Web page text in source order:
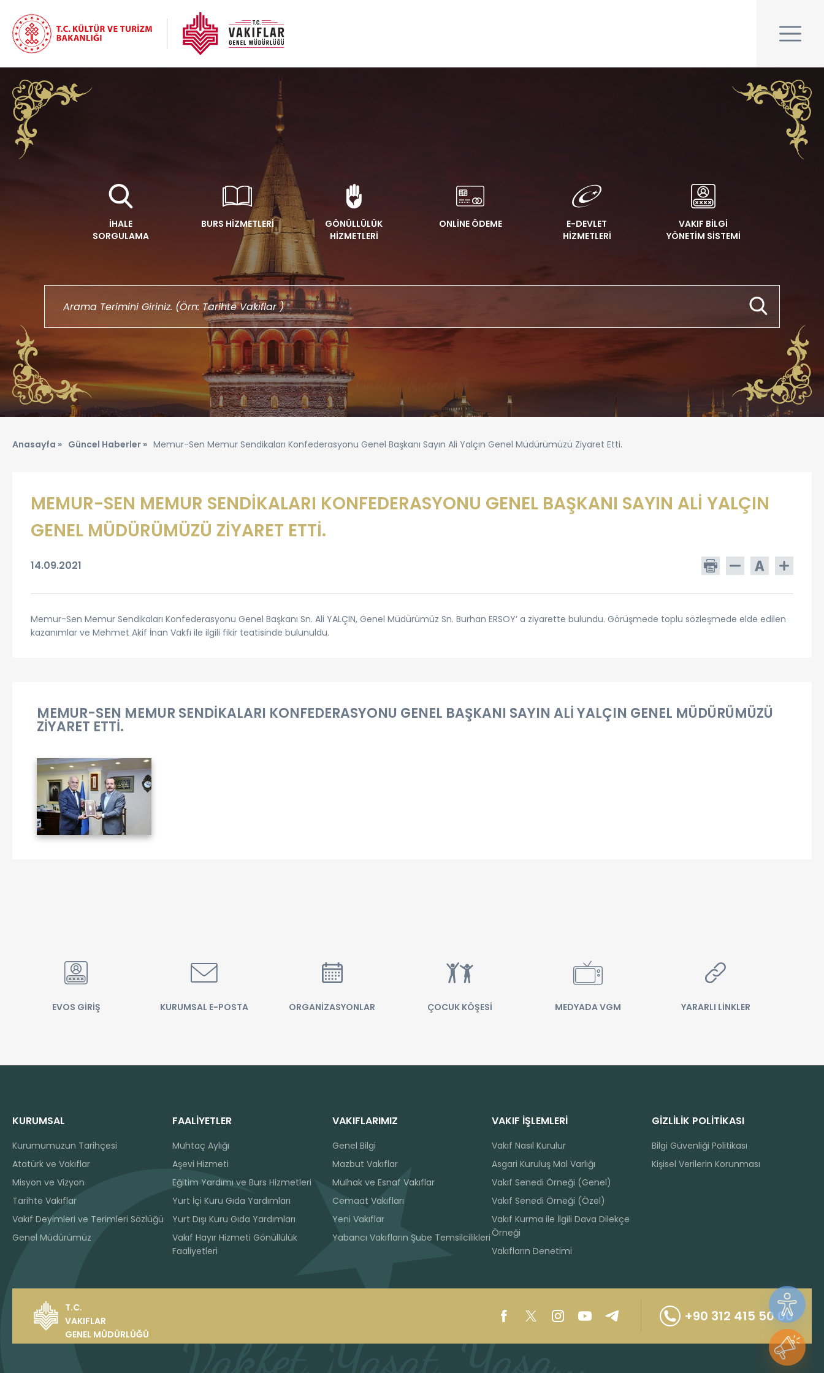
İHALE
SORGULAMA
BURS HİZMETLERİ
GÖNÜLLÜLÜK
HİZMETLERİ
ONLİNE ÖDEME
E-DEVLET
HİZMETLERİ
VAKIF BİLGİ
YÖNETİM SİSTEMİ
Anasayfa » Güncel Haberler » Memur-Sen Memur Sendikaları Konfederasyonu Genel Başkanı Sayın Ali Yalçın Genel Müdürümüzü Ziyaret Etti.
MEMUR-SEN MEMUR SENDİKALARI KONFEDERASYONU GENEL BAŞKANI SAYIN ALİ YALÇIN
GENEL MÜDÜRÜMÜZÜ ZİYARET ETTİ.
14.09.2021
Memur-Sen Memur Sendikaları Konfederasyonu Genel Başkanı Sn. Ali YALÇIN, Genel Müdürümüz Sn. Burhan ERSOY’ a ziyarette bulundu. Görüşmede toplu sözleşmede elde edilen
kazanımlar ve Mehmet Akif İnan Vakfı ile ilgili fikir teatisinde bulunuldu.
MEMUR-SEN MEMUR SENDİKALARI KONFEDERASYONU GENEL BAŞKANI SAYIN ALİ YALÇIN GENEL MÜDÜRÜMÜZÜ
ZİYARET ETTİ.
EVOS GİRİŞ KURUMSAL E-POSTA ORGANİZASYONLAR ÇOCUK KÖŞESİ MEDYADA VGM YARARLI LİNKLER
KURUMSAL
Kurumumuzun Tarihçesi
Atatürk ve Vakıflar
Misyon ve Vizyon
Tarihte Vakıflar
Vakıf Deyimleri ve Terimleri Sözlüğü
Genel Müdürümüz
FAALİYETLER
Muhtaç Aylığı
Aşevi Hizmeti
Eğitim Yardımı ve Burs Hizmetleri
Yurt İçi Kuru Gıda Yardımları
Yurt Dışı Kuru Gıda Yardımları
Vakıf Hayır Hizmeti Gönüllülük
Faaliyetleri
VAKIFLARIMIZ
Genel Bilgi
Mazbut Vakıflar
Mülhak ve Esnaf Vakıflar
Cemaat Vakıfları
Yeni Vakıflar
Yabancı Vakıfların Şube Temsilcilikleri
VAKIF İŞLEMLERİ
Vakıf Nasıl Kurulur
Asgari Kuruluş Mal Varlığı
Vakıf Senedi Örneği (Genel)
Vakıf Senedi Örneği (Özel)
Vakıf Kurma ile İlgili Dava Dilekçe
Örneği
Vakıfların Denetimi
GİZLİLİK POLİTİKASI
Bilgi Güvenliği Politikası
Kişisel Verilerin Korunması
T.C.
VAKIFLAR
GENEL MÜDÜRLÜĞÜ
+90 312 415 50 00